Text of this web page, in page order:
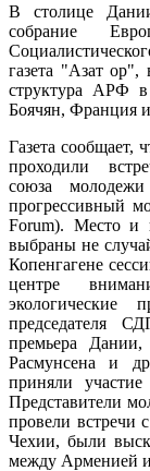
В столице
собрание
газета "Азат ор",
структура АРФ
Боячян, Франция
Газета сообщает,
проходили
союза
прогрессивный
Forum). Место и
выбраны не
Копенгагене
центре
председателя
премьера
Расмунсена и
приняли
Представители
провели встречи
Чехии, были
между Арменией